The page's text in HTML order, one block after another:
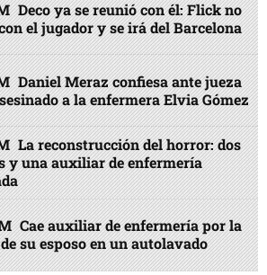
Deco ya se reunió con él: Flick no
el jugador y se irá del Barcelona
Daniel Meraz confiesa ante jueza
a la enfermera Elvia Gómez
La reconstrucción del horror: dos
y una auxiliar de enfermería
Cae auxiliar de enfermería por la
su esposo en un autolavado